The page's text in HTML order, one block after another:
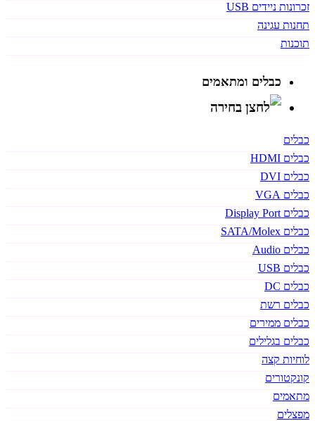
זכרונות ניידים USB
תחנות עגינה
תוכנות
כבלים ומתאמים
כבלים
כבלים HDMI
כבלים DVI
כבלים VGA
כבלים Display Port
כבלים SATA/Molex
כבלים Audio
כבלים USB
כבלים DC
כבלים רשת
כבלים ממירים
כבלים בגלילים
לוחיות קצה
קונקטורים
מתאמים
מפצלים